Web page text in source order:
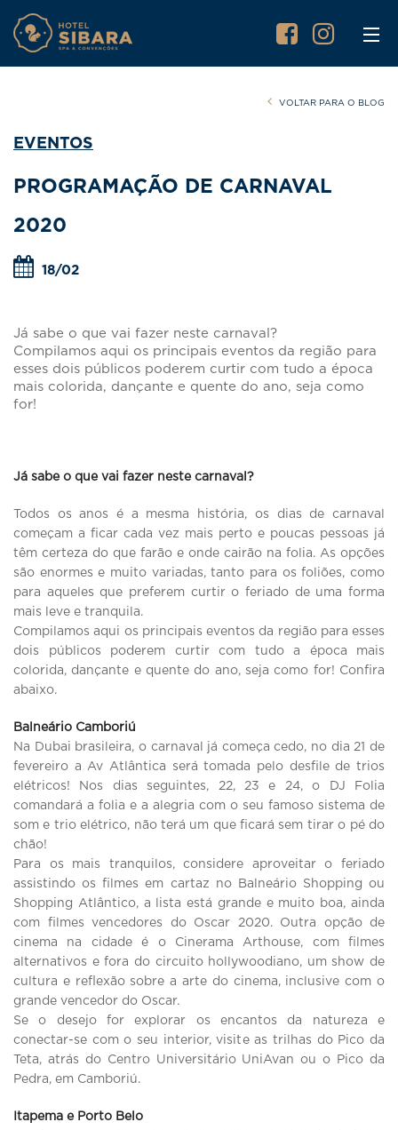
VOLTAR PARA O BLOG
EVENTOS
PROGRAMAÇÃO DE CARNAVAL
2020
18/02
Já sabe o que vai fazer neste carnaval?
Compilamos aqui os principais eventos da região para
esses dois públicos poderem curtir com tudo a época
mais colorida, dançante e quente do ano, seja como
for!
Já sabe o que vai fazer neste carnaval?
Todos os anos é a mesma história, os dias de carnaval
começam a ficar cada vez mais perto e poucas pessoas já
têm certeza do que farão e onde cairão na folia. As opções
são enormes e muito variadas, tanto para os foliões, como
para aqueles que preferem curtir o feriado de uma forma
mais leve e tranquila.
Compilamos aqui os principais eventos da região para esses
dois públicos poderem curtir com tudo a época mais
colorida, dançante e quente do ano, seja como for! Confira
abaixo.
Balneário Camboriú
Na Dubai brasileira, o carnaval já começa cedo, no dia 21 de
fevereiro a Av Atlântica será tomada pelo desfile de trios
elétricos! Nos dias seguintes, 22, 23 e 24, o DJ Folia
comandará a folia e a alegria com o seu famoso sistema de
som e trio elétrico, não terá um que ficará sem tirar o pé do
chão!
Para os mais tranquilos, considere aproveitar o feriado
assistindo os filmes em cartaz no Balneário Shopping ou
Shopping Atlântico, a lista está grande e muito boa, ainda
com filmes vencedores do Oscar 2020. Outra opção de
cinema na cidade é o Cinerama Arthouse, com filmes
alternativos e fora do circuito hollywoodiano, um show de
cultura e reflexão sobre a arte do cinema, inclusive com o
grande vencedor do Oscar.
Se o desejo for explorar os encantos da natureza e
conectar-se com o seu interior, visite as trilhas do Pico da
Teta, atrás do Centro Universitário UniAvan ou o Pico da
Pedra, em Camboriú.
Itapema e Porto Belo